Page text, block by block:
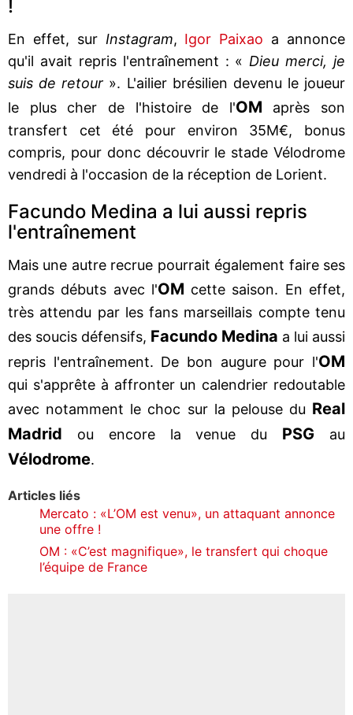
!
En effet, sur Instagram, Igor Paixao a annonce
qu'il avait repris l'entraînement : « Dieu merci, je
suis de retour ». L'ailier brésilien devenu le joueur
le plus cher de l'histoire de l'OM après son
transfert cet été pour environ 35M€, bonus
compris, pour donc découvrir le stade Vélodrome
vendredi à l'occasion de la réception de Lorient.
Facundo Medina a lui aussi repris
l'entraînement
Mais une autre recrue pourrait également faire ses
grands débuts avec l'OM cette saison. En effet,
très attendu par les fans marseillais compte tenu
des soucis défensifs, Facundo Medina a lui aussi
repris l'entraînement. De bon augure pour l'OM
qui s'apprête à affronter un calendrier redoutable
avec notamment le choc sur la pelouse du Real
Madrid ou encore la venue du PSG au
Vélodrome.
Articles liés
Mercato : «L’OM est venu», un attaquant annonce
une offre !
OM : «C’est magnifique», le transfert qui choque
l’équipe de France